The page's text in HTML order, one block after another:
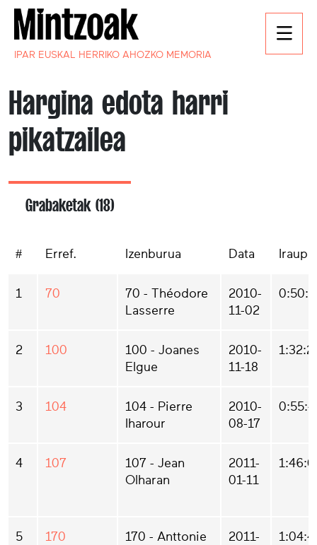
IPAR EUSKAL HERRIKO AHOZKO MEMORIA
Hargina edota harri
pikatzailea
Grabaketak (18)
# Erref. Izenburua Data
1 70
70 - Théodore
Lasserre
2010-
11-02
2 100
100 - Joanes
Elgue
2010-
11-18
3 104
104 - Pierre
Iharour
2010-
08-17
4 107
107 - Jean
Olharan
2011-
01-11
5 170
170 - Anttonie
2011-